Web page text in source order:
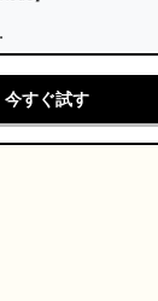
今すぐ試す